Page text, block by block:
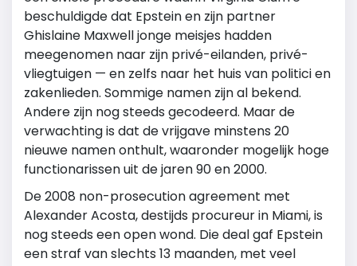
beschuldigde dat Epstein en zijn partner
Ghislaine Maxwelljonge meisjes hadden
meegenomen naar zijn privé-eilanden, privé-
vliegtuigen — en zelfs naar het huis van politici en
zakenlieden. Sommige namen zijn al bekend.
Andere zijn nog steeds gecodeerd. Maar de
verwachting is dat de vrijgave minstens 20
nieuwe namen onthult, waaronder mogelijk hoge
functionarissen uit de jaren 90 en 2000.
De 2008 non-prosecution agreement met
Alexander Acosta, destijds procureur in Miami, is
nog steeds een open wond. Die deal gaf Epstein
een straf van slechts 13 maanden, met veel